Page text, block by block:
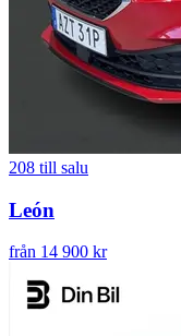
208 till salu
León
från 14 900 kr